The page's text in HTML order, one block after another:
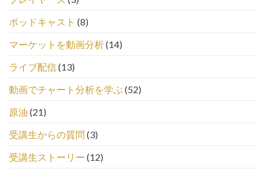
ポッドキャスト (8)
マーケットを動画分析(14)
ライブ配信(13)
動画でチャート分析を学ぶ (52)
原油 (21)
受講生からの質問 (3)
受講生ストーリー (12)